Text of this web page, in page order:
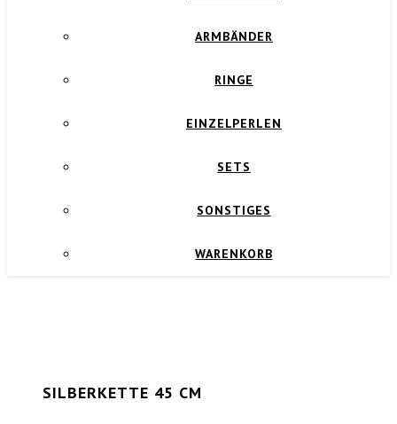
ARMBÄNDER
RINGE
EINZELPERLEN
SETS
SONSTIGES
WARENKORB
SILBERKETTE 45 CM